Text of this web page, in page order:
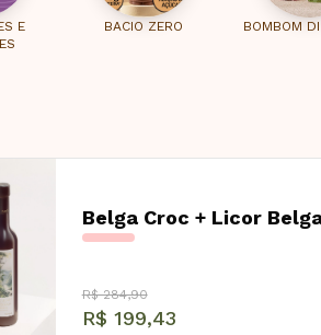
E
BACIO ZERO BOMBOM
Belga Croc + Licor
R$ 284,90
R$ 199,43